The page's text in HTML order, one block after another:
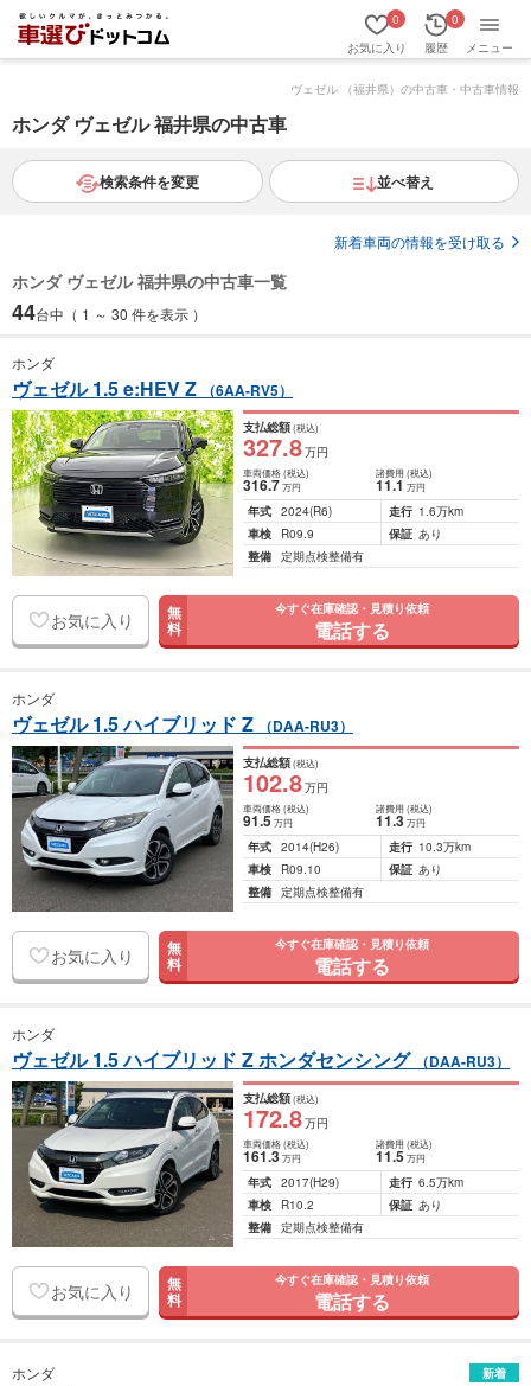
お気に入り
0
履歴
0
メニュー
ヴェゼル （福井県）の中古車・中古車情報
ホンダ ヴェゼル 福井県の中古車
検索条件を変更 並べ替え
新着車両の情報を受け取る
ホンダ ヴェゼル 福井県の中古車一覧
44台中（ 1 ～ 30 件を表示 ）
ホンダ
ヴェゼル 1.5 e:HEV Z （6AA-RV5）
支払総額(税込)
327.8万円
車両価格(税込)
316.7万円
諸費用 (税込)
11.1 万円
年式 2024(R6) 走行 1.6万km
車検
R09.9 保証 あり
整備 定期点検整備有
お気に入り 無
料
今すぐ在庫確認・見積り依頼
電話する
ホンダ
ヴェゼル 1.5 ハイブリッド Z （DAA-RU3）
支払総額(税込)
102.8万円
車両価格(税込)
91.5万円
諸費用 (税込)
11.3 万円
年式 2014(H26) 走行 10.3万km
車検
R09.10 保証 あり
整備 定期点検整備有
お気に入り 無
料
今すぐ在庫確認・見積り依頼
電話する
ホンダ
ヴェゼル 1.5 ハイブリッド Z ホンダセンシング （DAA-RU3）
支払総額(税込)
172.8万円
車両価格(税込)
161.3万円
諸費用 (税込)
11.5 万円
年式 2017(H29) 走行 6.5万km
車検
R10.2 保証 あり
整備 定期点検整備有
お気に入り 無
料
今すぐ在庫確認・見積り依頼
電話する
ホンダ 新着